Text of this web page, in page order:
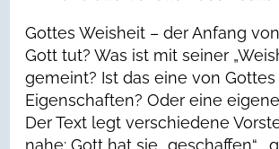
Gottes Weisheit – der Anfang
Gott tut? Was ist mit seiner
gemeint? Ist das eine von Gottes
Eigenschaften? Oder eine
Der Text legt verschiedene